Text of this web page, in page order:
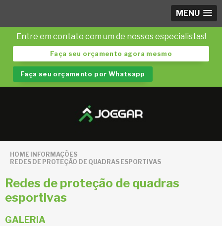
MENU
Entre em contato com um de nossos especialistas!
Faça seu orçamento agora mesmo
Faça seu orçamento por Whatsapp
HOME INFORMAÇÕES
REDES DE PROTEÇÃO DE QUADRAS ESPORTIVAS
Redes de proteção de quadras
esportivas
GALERIA